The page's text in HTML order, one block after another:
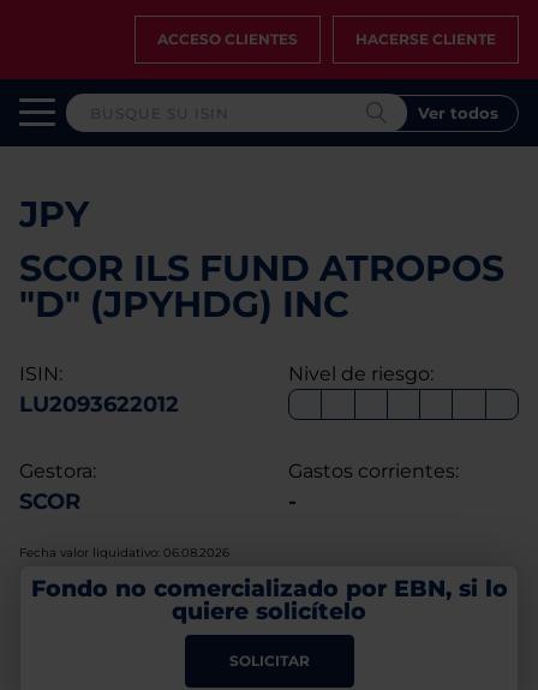
ACCESO CLIENTES HACERSE CLIENTE
Ver todos
JPY
SCOR ILS FUND ATROPOS
"D" (JPYHDG) INC
ISIN:
LU2093622012
Nivel de riesgo:
Gestora:
SCOR
Gastos corrientes:
-
Fecha valor liquidativo: 06.08.2026
Fondo no comercializado por EBN, si lo
quiere solicítelo
SOLICITAR